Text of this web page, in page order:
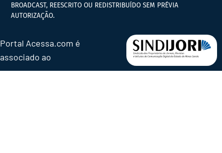
BROADCAST, REESCRITO OU REDISTRIBUÍDO SEM PRÉVIA
AUTORIZAÇÃO.
Portal Acessa.com é
associado ao